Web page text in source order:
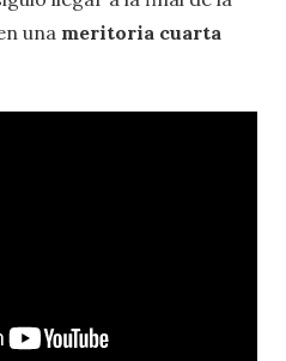
una meritoria cuarta